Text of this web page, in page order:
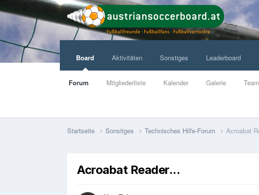
Board
Forum Mitgliederliste Kalender Galerie
Aktivitäten Sonstiges Leaderboard
Startseite Sonstiges Technisches Hilfe-Forum Acroabat
Acroabat Reader...